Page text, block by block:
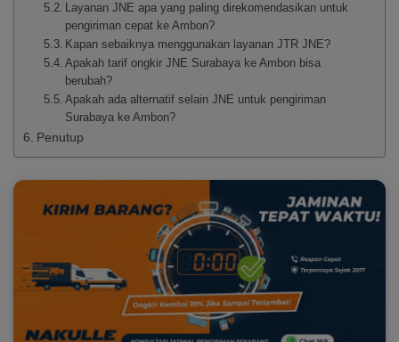
Layanan JNE apa yang paling direkomendasikan untuk
pengiriman cepat ke Ambon?
Kapan sebaiknya menggunakan layanan JTR JNE?
Apakah tarif ongkir JNE Surabaya ke Ambon bisa
berubah?
Apakah ada alternatif selain JNE untuk pengiriman
Surabaya ke Ambon?
Penutup